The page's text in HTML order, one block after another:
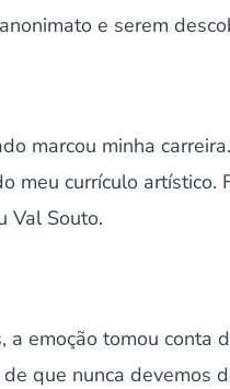
e serem
marcou minha
meu currículo
Val Souto.
a emoção tomou conta
que nunca devemos